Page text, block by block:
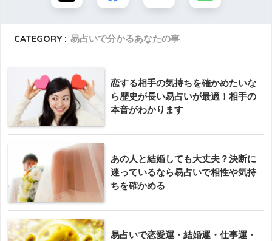
CATEGORY : 易占いで分かるあなたの事
恋する相手の気持ちを確かめたいな
ら歴史が長い易占いが最適！相手の
本音がわかります
あの人と結婚しても大丈夫？決断に
迷っているなら易占いで相性や気持
ちを確かめる
易占いで恋愛運・結婚運・仕事運・